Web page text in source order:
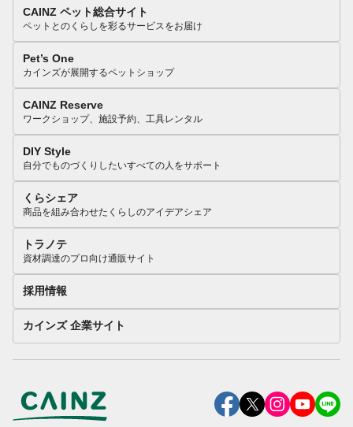
CAINZ ペット総合サイト
ペットとのくらしを彩るサービスをお届け
Pet’s One
カインズが展開するペットショップ
CAINZ Reserve
ワークショップ、施設予約、工具レンタル
DIY Style
自分でものづくりしたいすべての人をサポート
くらシェア
商品を組み合わせたくらしのアイデアシェア
トラノテ
資材調達のプロ向け通販サイト
採用情報
カインズ 企業サイト